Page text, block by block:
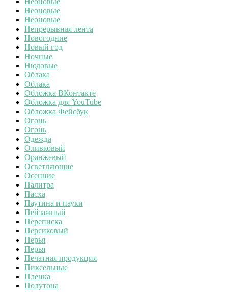
Неоновые
Неоновые
Непрерывная лента
Новогодние
Новый год
Ночные
Нюдовые
Облака
Облака
Обложка ВКонтакте
Обложка для YouTube
Обложка Фейсбук
Огонь
Огонь
Одежда
Оливковый
Оранжевый
Осветляющие
Осенние
Палитра
Пасха
Паутина и пауки
Пейзажный
Переписка
Персиковый
Перья
Перья
Печатная продукция
Пиксельные
Пленка
Полутона